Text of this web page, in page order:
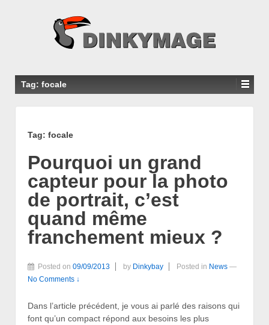
Tag: focale
Tag: focale
Pourquoi un grand
capteur pour la photo
de portrait, c’est
quand même
franchement mieux ?
Posted on 09/09/2013 by Dinkybay Posted in News —
No Comments ↓
Dans l’article précédent, je vous ai parlé des raisons qui
font qu’un compact répond aux besoins les plus